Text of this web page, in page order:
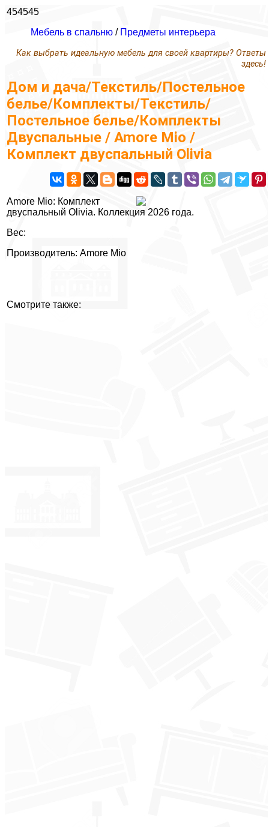
454545
Мебель в спальню / Предметы интерьера
Как выбрать идеальную мебель для своей квартиры? Ответы
здесь!
Дом и дача/Текстиль/Постельное
белье/Комплекты/Текстиль/
Постельное белье/Комплекты
Двуспальные / Amore Mio /
Комплект двуспальный Olivia
Amore Mio: Комплект
двуспальный Olivia. Коллекция 2026 года.
Вес:
Производитель: Amore Mio
Смотрите также: